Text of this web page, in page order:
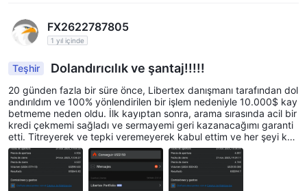
FX2622787805
1 yıl içinde
Teşhir Dolandırıcılık ve şantaj!!!!!
20 günden fazla bir süre önce, Libertex danışmanı tarafından dol
andırıldım ve 100% yönlendirilen bir işlem nedeniyle 10.000$ kay
betmeme neden oldu. İlk kayıptan sonra, arama sırasında acil bir
kredi çekmemi sağladı ve sermayemi geri kazanacağımı garanti
etti. Titreyerek ve tepki veremeyerek kabul ettim ve her şeyi kay
bettim!!!! Libertex hala bana bir yanıt vermedi!!!!!